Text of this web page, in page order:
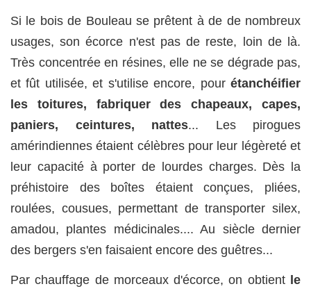
Si le bois de Bouleau se prêtent à de de nombreux
usages, son écorce n'est pas de reste, loin de là.
Très concentrée en résines, elle ne se dégrade pas,
et fût utilisée, et s'utilise encore, pour étanchéifier
les toitures, fabriquer des chapeaux, capes,
paniers, ceintures, nattes... Les pirogues
amérindiennes étaient célèbres pour leur légèreté et
leur capacité à porter de lourdes charges. Dès la
préhistoire des boîtes étaient conçues, pliées,
roulées, cousues, permettant de transporter silex,
amadou, plantes médicinales.... Au siècle dernier
des bergers s'en faisaient encore des guêtres...
Par chauffage de morceaux d'écorce, on obtient le